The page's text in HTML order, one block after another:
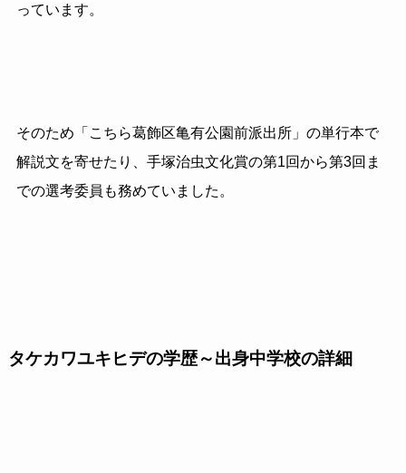
っています。
そのため「こちら葛飾区亀有公園前派出所」の単行本で
解説文を寄せたり、手塚治虫文化賞の第1回から第3回ま
での選考委員も務めていました。
タケカワユキヒデの学歴～出身中学校の詳細